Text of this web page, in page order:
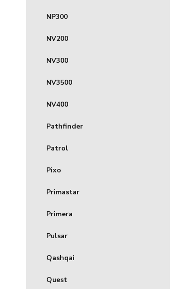
NP300
NV200
NV300
NV3500
NV400
Pathfinder
Patrol
Pixo
Primastar
Primera
Pulsar
Qashqai
Quest